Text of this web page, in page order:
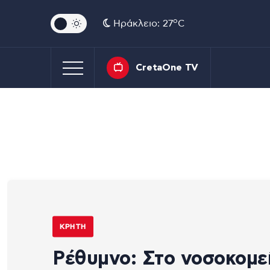
Ηράκλειο: 27oC
CretaOne TV
ΚΡΉΤΗ
Ρέθυμνο: Στο